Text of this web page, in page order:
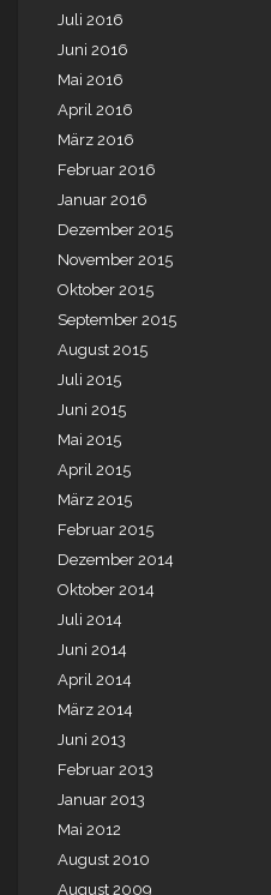
Juli 2016
Juni 2016
Mai 2016
April 2016
März 2016
Februar 2016
Januar 2016
Dezember 2015
November 2015
Oktober 2015
September 2015
August 2015
Juli 2015
Juni 2015
Mai 2015
April 2015
März 2015
Februar 2015
Dezember 2014
Oktober 2014
Juli 2014
Juni 2014
April 2014
März 2014
Juni 2013
Februar 2013
Januar 2013
Mai 2012
August 2010
August 2009